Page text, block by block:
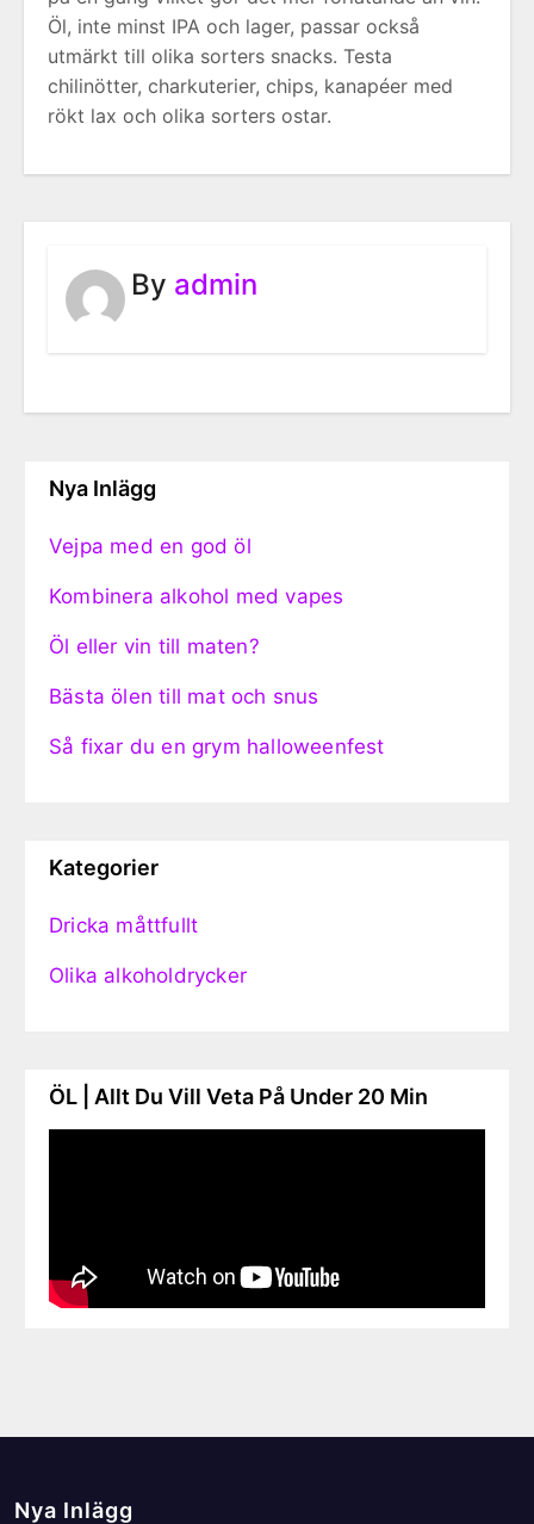
Öl, inte minst IPA och lager, passar också
utmärkt till olika sorters snacks. Testa
chilinötter, charkuterier, chips, kanapéer med
rökt lax och olika sorters ostar.
By admin
Nya Inlägg
Vejpa med en god öl
Kombinera alkohol med vapes
Öl eller vin till maten?
Bästa ölen till mat och snus
Så fixar du en grym halloweenfest
Kategorier
Dricka måttfullt
Olika alkoholdrycker
ÖL | Allt Du Vill Veta På Under 20 Min
Nya Inlägg